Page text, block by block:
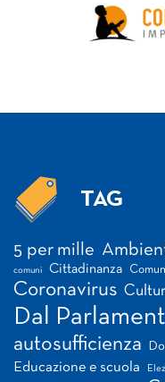
TAG
5 per mille
comuni Cittadinanza
Coronavirus
Dal
autosufficienza
Educazione e scuola